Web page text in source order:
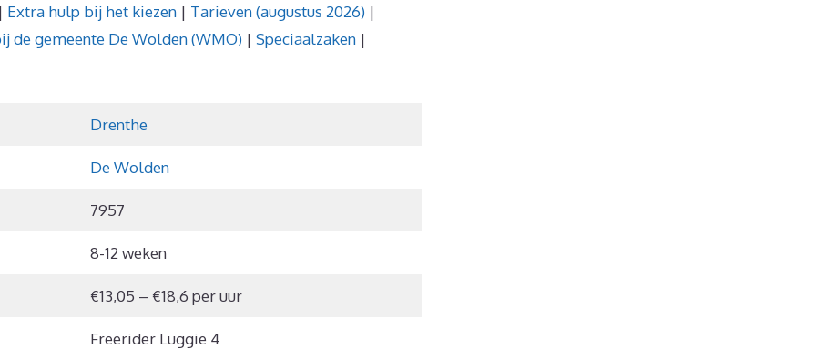
Extra hulp bij het kiezen | Tarieven (augustus 2026) |
de gemeente De Wolden (WMO) | Speciaalzaken |
Drenthe
De Wolden
7957
8-12 weken
€13,05 – €18,6 per uur
Freerider Luggie 4